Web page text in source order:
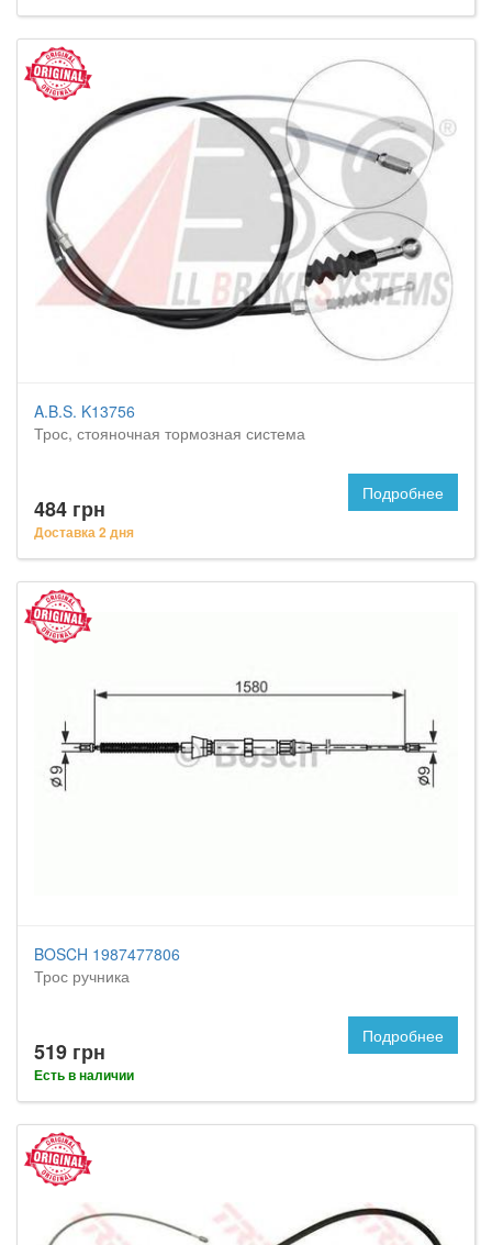
A.B.S. K13756
Трос, стояночная тормозная система
484 грн
Доставка 2 дня
Подробнее
BOSCH 1987477806
Трос ручника
519 грн
Есть в наличии
Подробнее